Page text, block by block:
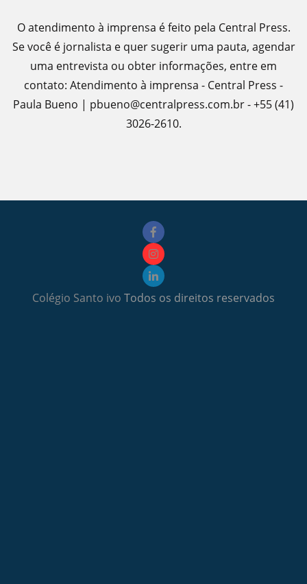
O atendimento à imprensa é feito pela Central Press.
Se você é jornalista e quer sugerir uma pauta, agendar
uma entrevista ou obter informações, entre em
contato: Atendimento à imprensa - Central Press -
Paula Bueno | pbueno@centralpress.com.br - +55 (41)
3026-2610.
Colégio Santo ivo Todos os direitos reservados